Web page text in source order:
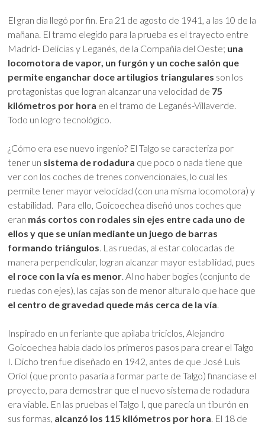
El gran día llegó por fin. Era 21 de agosto de 1941, a las 10 de la
mañana. El tramo elegido para la prueba es el trayecto entre
Madrid- Delicias y Leganés, de la Compañía del Oeste; una
locomotora de vapor, un furgón y un coche salón que
permite enganchar doce artilugios triangulares son los
protagonistas que logran alcanzar una velocidad de 75
kilómetros por hora en el tramo de Leganés-Villaverde.
Todo un logro tecnológico.
¿Cómo era ese nuevo ingenio? El Talgo se caracteriza por
tener un sistema de rodadura que poco o nada tiene que
ver con los coches de trenes convencionales, lo cual les
permite tener mayor velocidad (con una misma locomotora) y
estabilidad. Para ello, Goicoechea diseñó unos coches que
eran más cortos con rodales sin ejes entre cada uno de
ellos y que se unían mediante un juego de barras
formando triángulos. Las ruedas, al estar colocadas de
manera perpendicular, logran alcanzar mayor estabilidad, pues
el roce con la vía es menor. Al no haber bogies (conjunto de
ruedas con ejes), las cajas son de menor altura lo que hace que
el centro de gravedad quede más cerca de la vía.
Inspirado en un feriante que apilaba triciclos, Alejandro
Goicoechea había dado los primeros pasos para crear el Talgo
I. Dicho tren fue diseñado en 1942, antes de que José Luis
Oriol (que pronto pasaría a formar parte de Talgo) financiase el
proyecto, para demostrar que el nuevo sistema de rodadura
era viable. En las pruebas el Talgo I, que parecía un tiburón en
sus formas, alcanzó los 115 kilómetros por hora. El 18 de